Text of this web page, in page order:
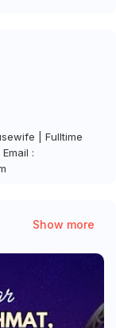
| Fulltime
:
Show more